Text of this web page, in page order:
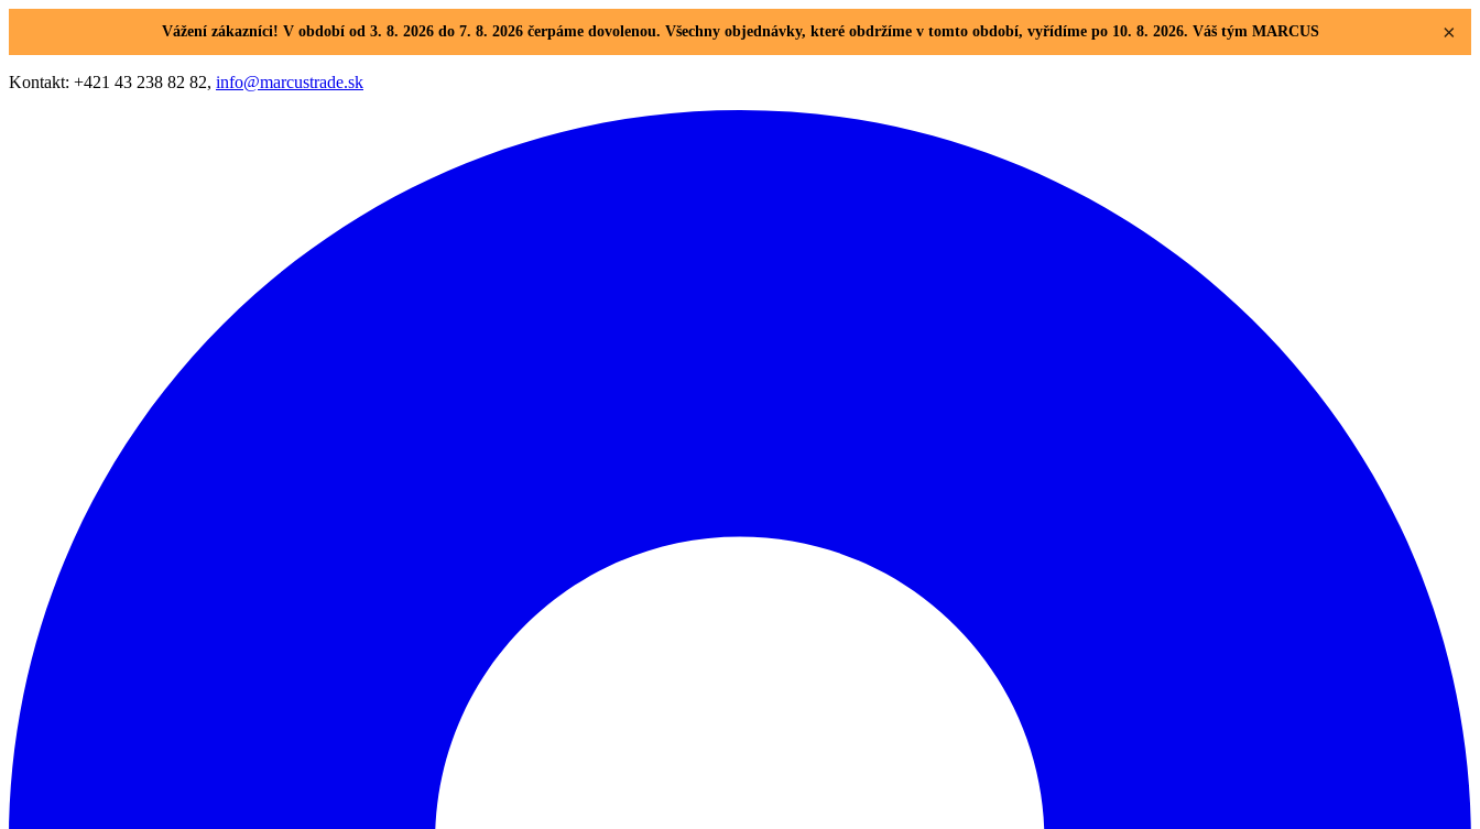
Vážení zákazníci! V období od 3. 8. 2026 do 7. 8. 2026 čerpáme dovolenou. Všechny objednávky, které obdržíme v tomto období, vyřídíme po 10. 8. 2026. Váš tým MARCUS ×
Kontakt: +421 43 238 82 82, info@marcustrade.sk